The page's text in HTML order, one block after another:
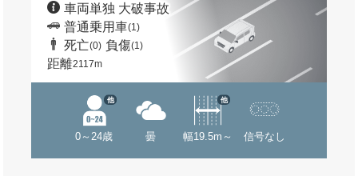
車両単独 大破事故
普通乗用車(1)
死亡(0) 負傷(1)
距離2117m
0～24歳
他
曇 幅19.5m～
他
信号なし